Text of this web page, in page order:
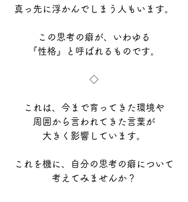
真っ先に浮かんでしまう人もいます。
この思考の癖が、いわゆる
『性格』と呼ばれるものです。
◇
これは、今まで育ってきた環境や
周囲から言われてきた言葉が
大きく影響しています。
これを機に、自分の思考の癖について
考えてみませんか？